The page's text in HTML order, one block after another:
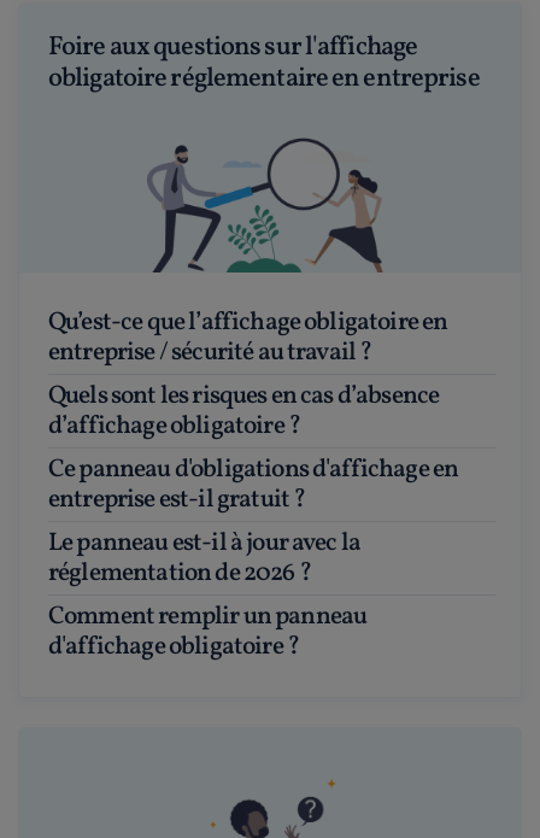
Foire aux questions sur l'affichage
obligatoire réglementaire en entreprise
Qu’est-ce que l’affichage obligatoire en
entreprise / sécurité au travail ?
Quels sont les risques en cas d’absence
d’affichage obligatoire ?
Ce panneau d'obligations d'affichage en
entreprise est-il gratuit ?
Le panneau est-il à jour avec la
réglementation de 2026 ?
Comment remplir un panneau
d'affichage obligatoire ?